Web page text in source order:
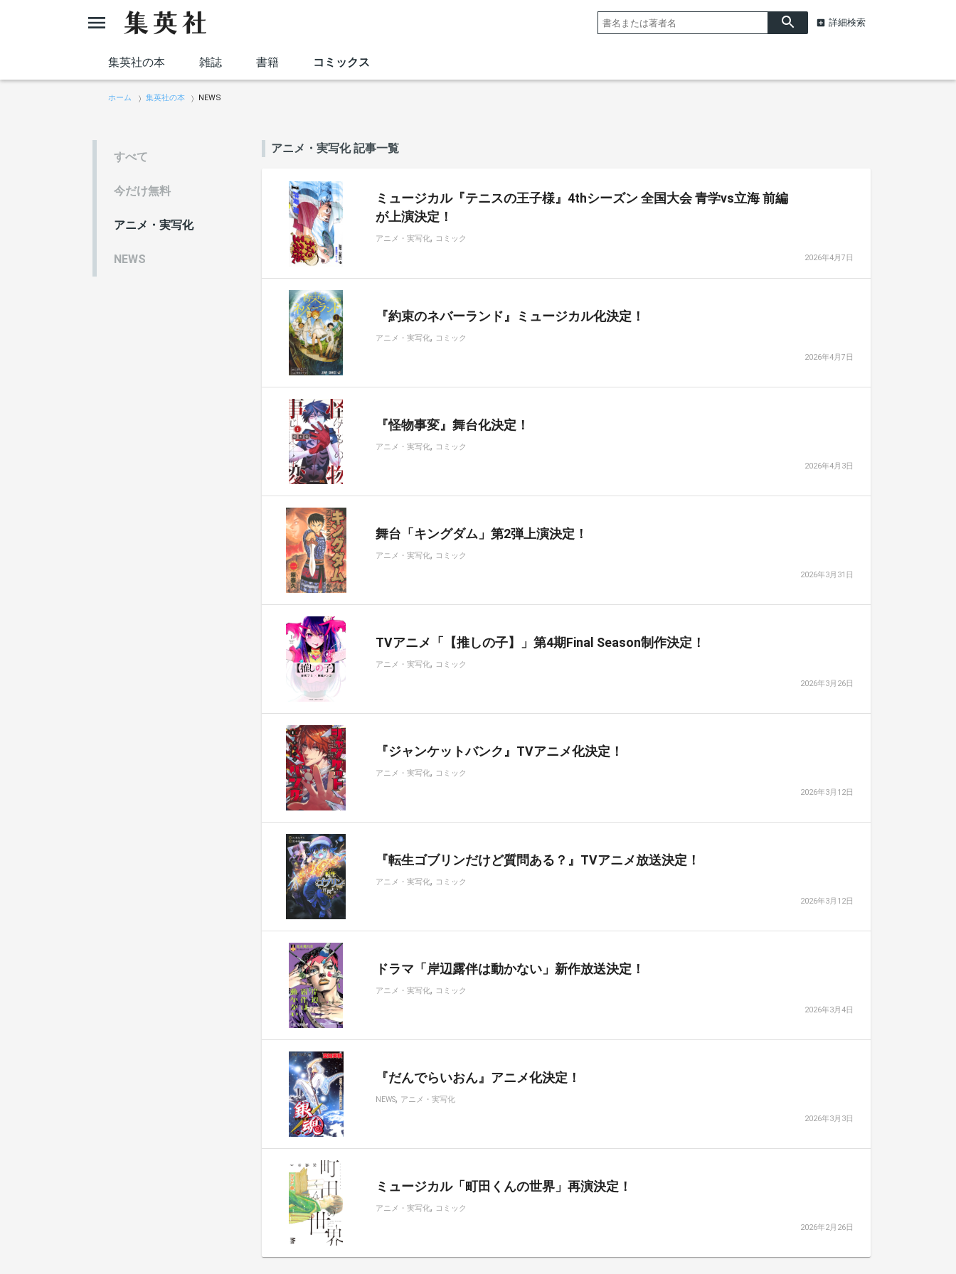
詳細検索
集英社の本 雑誌 書籍 コミックス
ホーム 集英社の本 NEWS
すべて
今だけ無料
アニメ・実写化
NEWS
アニメ・実写化 記事一覧
ミュージカル『テニスの王子様』4thシーズン 全国大会 青学vs立海 前編
が上演決定！
アニメ・実写化, コミック
2026年4月7日
『約束のネバーランド』ミュージカル化決定！
アニメ・実写化, コミック
2026年4月7日
『怪物事変』舞台化決定！
アニメ・実写化, コミック
2026年4月3日
舞台「キングダム」第2弾上演決定！
アニメ・実写化, コミック
2026年3月31日
TVアニメ「【推しの子】」第4期Final Season制作決定！
アニメ・実写化, コミック
2026年3月26日
『ジャンケットバンク』TVアニメ化決定！
アニメ・実写化, コミック
2026年3月12日
『転生ゴブリンだけど質問ある？』TVアニメ放送決定！
アニメ・実写化, コミック
2026年3月12日
ドラマ「岸辺露伴は動かない」新作放送決定！
アニメ・実写化, コミック
2026年3月4日
『だんでらいおん』アニメ化決定！
NEWS, アニメ・実写化
2026年3月3日
ミュージカル「町田くんの世界」再演決定！
アニメ・実写化, コミック
2026年2月26日